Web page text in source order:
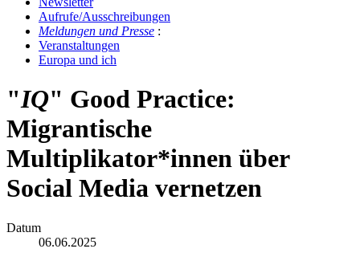
Auf­ru­fe/Aus­schrei­bun­gen
Mel­dun­gen und Pres­se :
Ver­an­stal­tun­gen
Eu­ro­pa und ich
"IQ" Good Practice:
Migrantische
Multiplikator*innen über
Social Media vernetzen
Datum
06.06.2025